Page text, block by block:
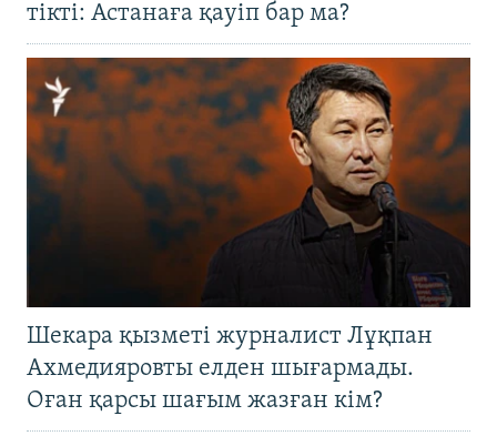
тікті: Астанаға қауіп бар ма?
Шекара қызметі журналист Лұқпан
Ахмедияровты елден шығармады.
Оған қарсы шағым жазған кім?